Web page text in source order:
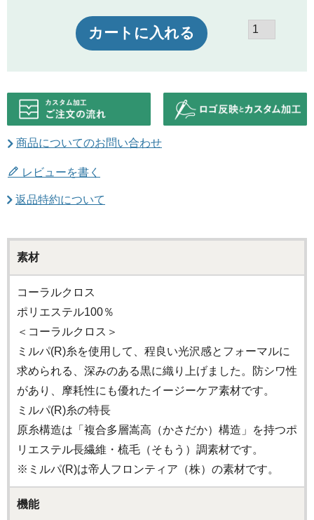
カートに入れる
商品についてのお問い合わせ
レビューを書く
返品特約について
素材
コーラルクロス
ポリエステル100％
＜コーラルクロス＞
ミルパ(R)糸を使用して、程良い光沢感とフォーマルに
求められる、深みのある黒に織り上げました。防シワ性
があり、摩耗性にも優れたイージーケア素材です。
ミルパ(R)糸の特長
原糸構造は「複合多層嵩高（かさだか）構造」を持つポ
リエステル長繊維・梳毛（そもう）調素材です。
※ミルパ(R)は帝人フロンティア（株）の素材です。
機能